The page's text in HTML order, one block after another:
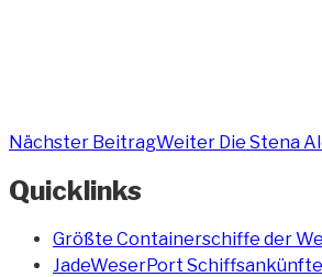
Nächster BeitragWeiter Die Stena
Quicklinks
Größte Containerschiffe der
JadeWeserPort Schiffsankünfte